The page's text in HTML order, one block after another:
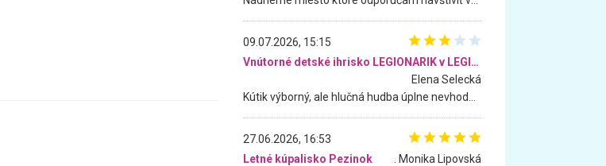
09.07.2026, 15:15
Vnútorné detské ihrisko LEGIONARIK v LEGIA Fitness
Elena Selecká
27.06.2026, 16:53
Letné kúpalisko Pezinok
. Monika Lipovská